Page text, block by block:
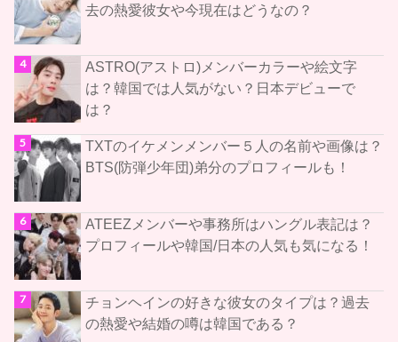
去の熱愛彼女や今現在はどうなの？
ASTRO(アストロ)メンバーカラーや絵文字
は？韓国では人気がない？日本デビューで
は？
TXTのイケメンメンバー５人の名前や画像は？
BTS(防弾少年団)弟分のプロフィールも！
ATEEZメンバーや事務所はハングル表記は？
プロフィールや韓国/日本の人気も気になる！
チョンヘインの好きな彼女のタイプは？過去
の熱愛や結婚の噂は韓国である？